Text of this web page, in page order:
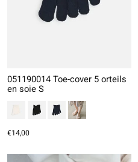
051190014 Toe-cover 5 orteils
en soie S
€14,00